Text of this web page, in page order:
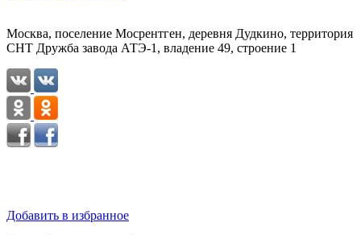
Москва, поселение Мосрентген, деревня Дудкино, территория
СНТ Дружба завода АТЭ-1, владение 49, строение 1
Добавить в избранное